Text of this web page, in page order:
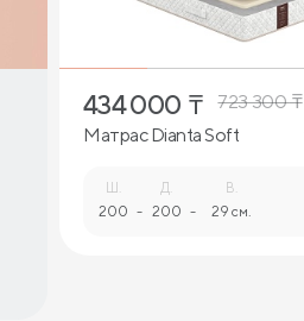
434 000 ₸ 723 300₸
Матрас Dianta Soft
200 -
Д.
200 -
В.
29 см.